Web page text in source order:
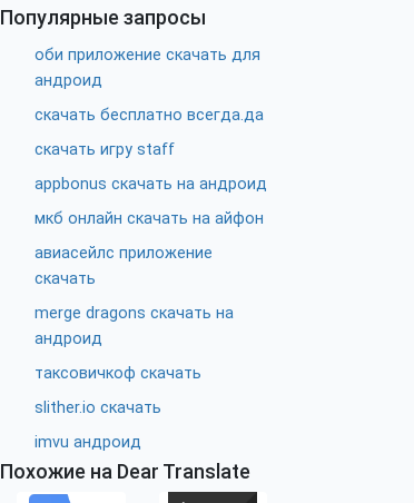
Популярные запросы
оби приложение скачать для
андроид
скачать бесплатно всегда.да
скачать игру staff
appbonus скачать на андроид
мкб онлайн скачать на айфон
авиасейлс приложение
скачать
merge dragons скачать на
андроид
таксовичкоф скачать
slither.io скачать
imvu андроид
Похожие на Dear Translate